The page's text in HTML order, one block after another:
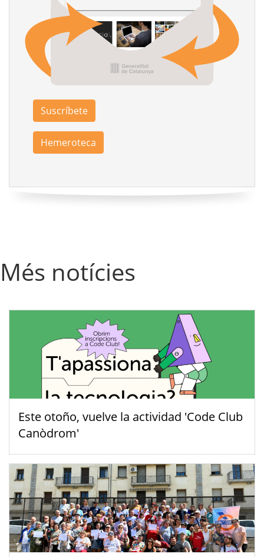
Suscríbete
Hemeroteca
Més notícies
Este otoño, vuelve la actividad 'Code Club
Canòdrom'